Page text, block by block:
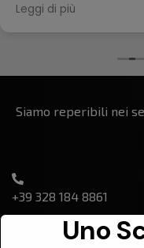
Leggi di più
Siamo reperibili nei
+39 328 184 8861
Uno